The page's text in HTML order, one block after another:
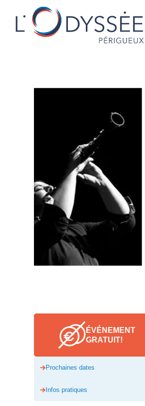
ÉVÉNEMENT
GRATUIT!
Prochaines dates
Infos pratiques